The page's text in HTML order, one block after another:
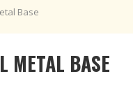
Base
METAL BASE